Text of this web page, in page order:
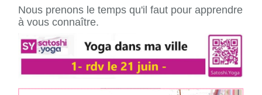
Nous prenons le temps qu'il faut pour apprendre
à vous connaître.